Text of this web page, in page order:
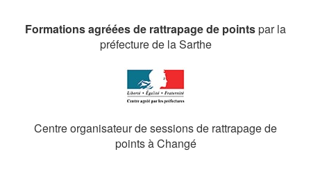
Formations agréées de rattrapage de pointspar la
préfecture de la Sarthe
Centre organisateur de sessions de rattrapage de
points à Changé